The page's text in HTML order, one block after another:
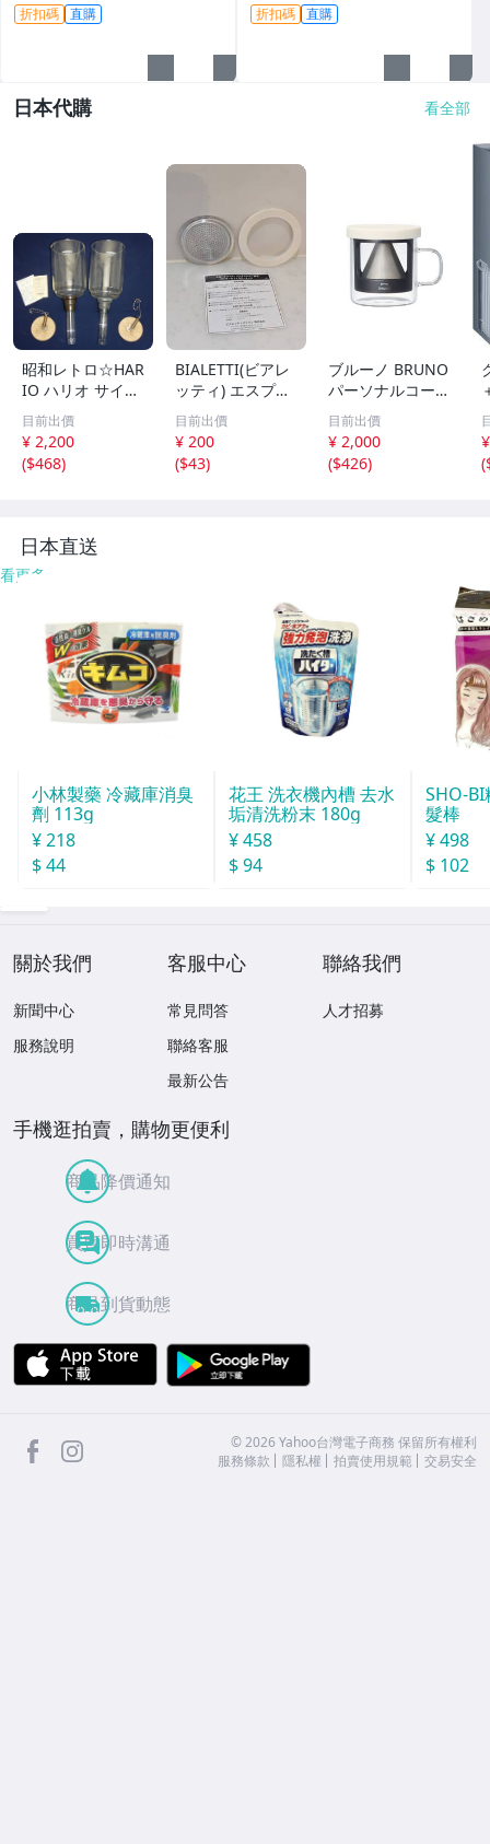
折扣碼 直購 折扣碼 直購
日本代購 看全部
昭和レトロ☆HAR
IO ハリオ サイホ
ン用上ボール 『T
CA -3』×2個 ☆
【未使用保管品】
喫茶店 珈琲サイ
目前出價
¥ 2,200
($468)
BIALETTI(ビアレ
ッティ) エスプレ
ッソメーカー 交
換用 パーツ モカ
エキスプレス 2カ
ップ用 パッキン&
目前出價
¥ 200
($43)
ブルーノ BRUNO
パーソナルコーヒ
ードリッパー ア
イボリー BHK244
-IV
目前出價
¥ 2,000
($426)
(
日本直送
看更多
小林製藥 冷藏庫消臭
劑 113g
¥ 218
$ 44
花王 洗衣機內槽 去水
垢清洗粉末 180g
¥ 458
$ 94
SHO-
髮棒
¥ 498
$ 102
關於我們
新聞中心
服務說明
客服中心
常見問答
聯絡客服
最新公告
聯絡我們
人才招募
手機逛拍賣，購物更便利
商品降價通知
買賣即時溝通
商品到貨動態
APP Store
facebook ©2026 Yahoo台灣電子商務 保留所有權利
服務條款
隱私權 拍賣使用規範 交易安全